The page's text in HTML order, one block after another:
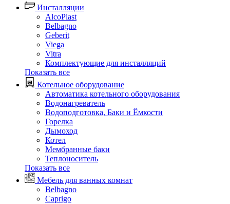
Инсталляции
AlcoPlast
Belbagno
Geberit
Viega
Vitra
Комплектующие для инсталляций
Показать все
Котельное оборудование
Автоматика котельного оборудования
Водонагреватель
Водоподготовка, Баки и Ёмкости
Горелка
Дымоход
Котел
Мембранные баки
Теплоноситель
Показать все
Мебель для ванных комнат
Belbagno
Caprigo